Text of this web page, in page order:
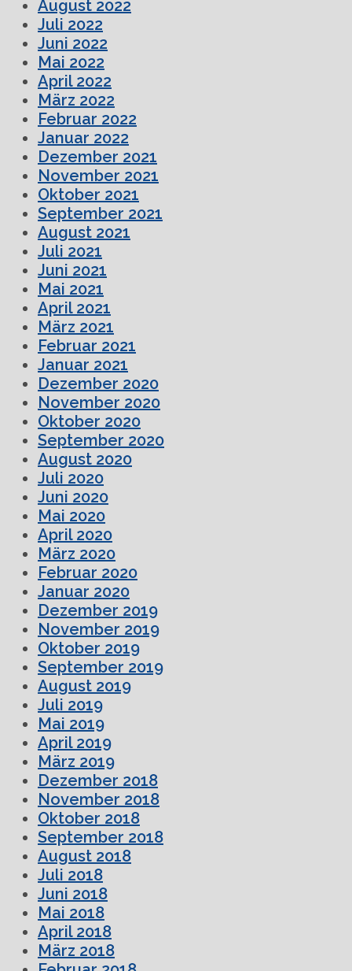
August 2022
Juli 2022
Juni 2022
Mai 2022
April 2022
März 2022
Februar 2022
Januar 2022
Dezember 2021
November 2021
Oktober 2021
September 2021
August 2021
Juli 2021
Juni 2021
Mai 2021
April 2021
März 2021
Februar 2021
Januar 2021
Dezember 2020
November 2020
Oktober 2020
September 2020
August 2020
Juli 2020
Juni 2020
Mai 2020
April 2020
März 2020
Februar 2020
Januar 2020
Dezember 2019
November 2019
Oktober 2019
September 2019
August 2019
Juli 2019
Mai 2019
April 2019
März 2019
Dezember 2018
November 2018
Oktober 2018
September 2018
August 2018
Juli 2018
Juni 2018
Mai 2018
April 2018
März 2018